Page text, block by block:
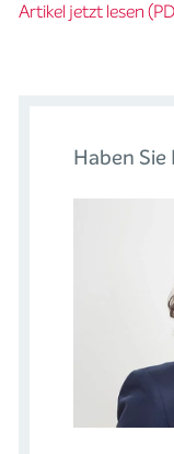
Artikel jetzt lesen
Haben Sie